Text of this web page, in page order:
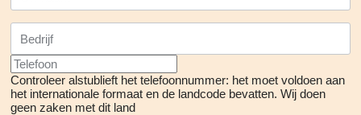
Controleer alstublieft het telefoonnummer: het moet voldoen aan
het internationale formaat en de landcode bevatten. Wij doen
geen zaken met dit land